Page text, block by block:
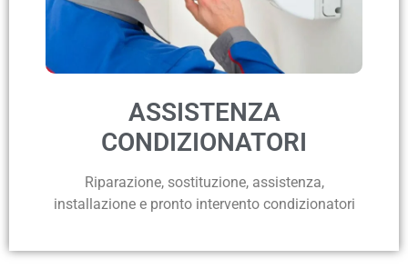
ASSISTENZA
CONDIZIONATORI
Riparazione, sostituzione, assistenza,
installazione e pronto intervento condizionatori